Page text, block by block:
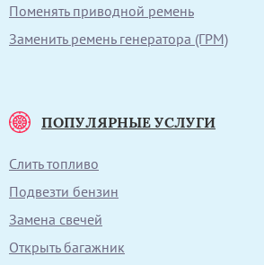
Поменять приводной ремень
Заменить ремень генератора (ГРМ)
ПОПУЛЯРНЫЕ УСЛУГИ
Слить топливо
Подвезти бензин
Замена свечей
Открыть багажник